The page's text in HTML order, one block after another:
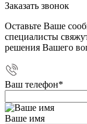
Заказать звонок
Оставьте Ваше
специалисты
решения Вашего
Ваш телефон*
Ваше имя